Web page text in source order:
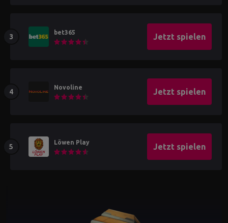
bet365 Jetzt spielen
Novoline Jetzt spielen
Löwen Play Jetzt spielen